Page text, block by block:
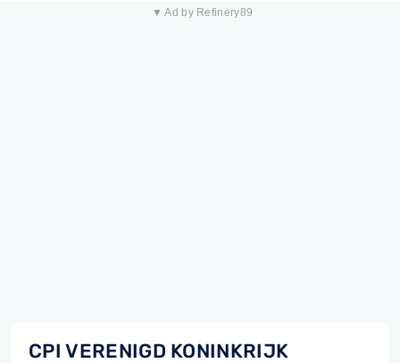
▼ Ad by Refinery89
CPI VERENIGD KONINKRIJK